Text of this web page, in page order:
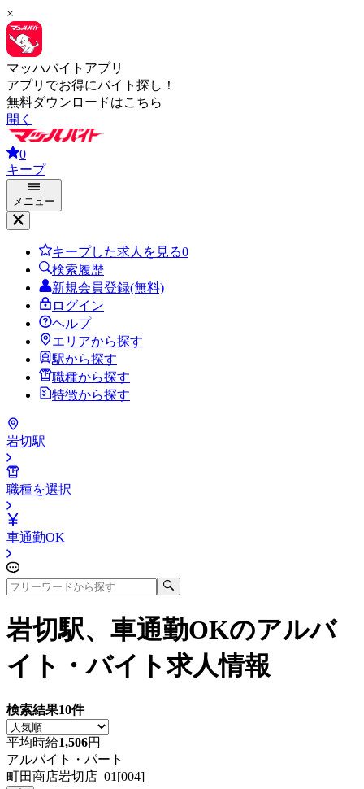
×
マッハバイトアプリ
アプリでお得にバイト探し！
無料ダウンロードはこちら
開く
0
キープ
メニュー
キープした求人を見る0
検索履歴
新規会員登録(無料)
ログイン
ヘルプ
エリアから探す
駅から探す
職種から探す
特徴から探す
岩切駅
職種を選択
車通勤OK
岩切駅、車通勤OKのアルバ
イト・バイト求人情報
検索結果10件
平均時給1,506円
アルバイト・パート
町田商店岩切店_01[004]